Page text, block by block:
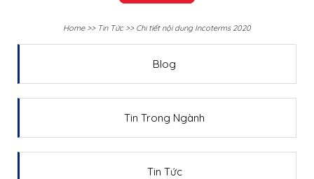
Home>> Tin Tức>> Chi tiết nội dung Incoterms 2020
Blog
Tin Trong Ngành
Tin Tức